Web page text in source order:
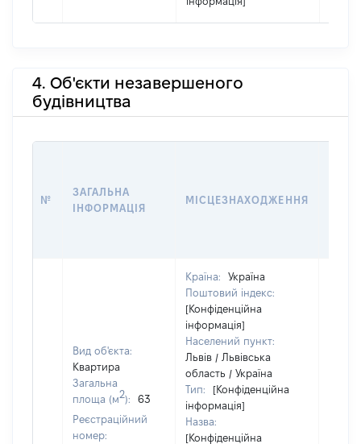
4. Об'єкти незавершеного
будівництва
№
ЗАГАЛЬНА
ІНФОРМАЦІЯ
МІСЦЕЗНАХОДЖЕННЯ
Вид об'єкта:
Квартира
Загальна
площа (м2):
63
Реєстраційний
номер:
Країна:
Україна
Поштовий індекс:
[Конфіденційна
інформація]
Населений пункт:
Львів / Львівська
область / Україна
Тип:
[Конфіденційна
інформація]
Назва:
[Конфіденційна